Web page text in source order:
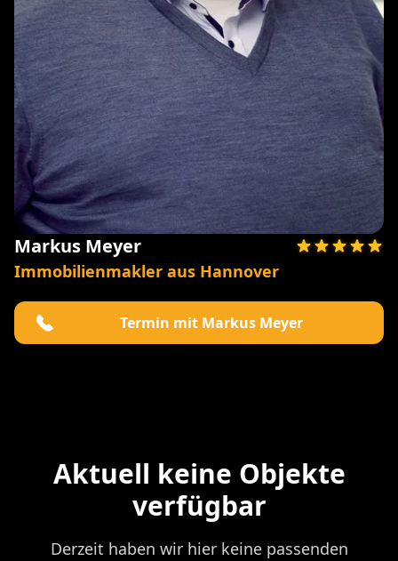
Markus Meyer
Immobilienmakler aus Hannover
Termin mit Markus Meyer
Aktuell keine Objekte
verfügbar
Derzeit haben wir hier keine passenden